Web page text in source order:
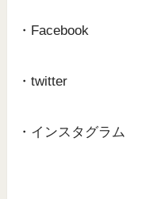
・Facebook
・twitter
・インスタグラム